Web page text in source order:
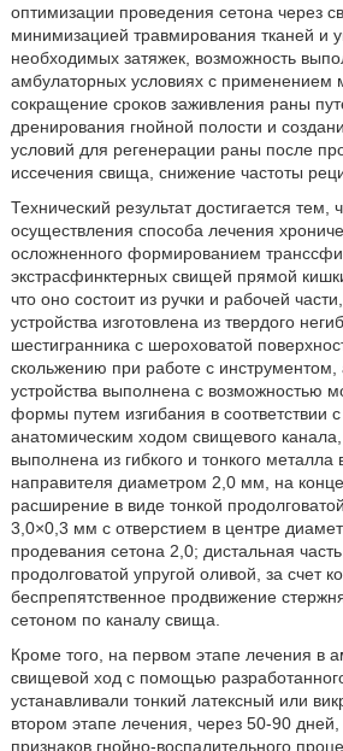
оптимизации проведения сетона через
минимизацией травмирования тканей и
необходимых затяжек, возможность
амбулаторных условиях с применением
сокращение сроков заживления раны
дренирования гнойной полости и
условий для регенерации раны после
иссечения свища, снижение частоты
Технический результат достигается тем,
осуществления способа лечения
осложненного формированием
экстрасфинктерных свищей прямой
что оно состоит из ручки и рабочей
устройства изготовлена из твердого
шестигранника с шероховатой
скольжению при работе с инструментом,
устройства выполнена с возможностью
формы путем изгибания в соответствии
анатомическим ходом свищевого
выполнена из гибкого и тонкого металла
направителя диаметром 2,0 мм, на конце
расширение в виде тонкой
3,0×0,3 мм с отверстием в центре
продевания сетона 2,0; дистальная
продолговатой упругой оливой, за счет
беспрепятственное продвижение
сетоном по каналу свища.
Кроме того, на первом этапе лечения в
свищевой ход с помощью
устанавливали тонкий латексный или
втором этапе лечения, через 50-90
признаков гнойно-воспалительного